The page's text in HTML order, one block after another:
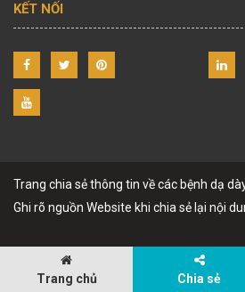
KẾT NỐI
Trang chia sẻ thông tin về các bệnh dạ
Ghi rõ nguồn Website khi chia sẻ lại nội
Trang chủ Chia sẻ